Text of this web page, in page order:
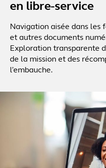
en libre-service
Navigation aisée dans les
et autres documents
Exploration transparente
de la mission et des
l’embauche.